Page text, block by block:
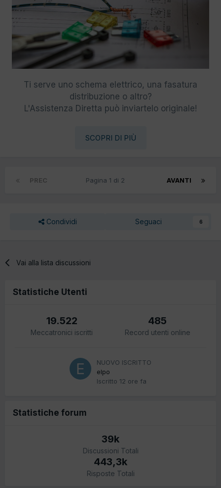
Ti serve uno schema elettrico, una fasatura
distribuzione o altro?
L'Assistenza Diretta può inviartelo originale!
SCOPRI DI PIÙ
PREC AVANTI
Pagina 1 di 2
Condividi Seguaci 6
Vai alla lista discussioni
Statistiche Utenti
19.522
Meccatronici iscritti
485
Record utenti online
NUOVO ISCRITTO
elpo
Iscritto 12 ore fa
Statistiche forum
39k
Discussioni Totali
443,3k
Risposte Totali